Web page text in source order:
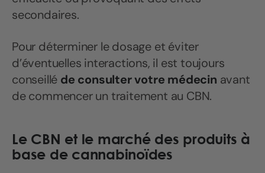
secondaires.
Pour déterminer le dosage et éviter
d’éventuelles interactions, il est toujours
conseillé de consulter votre médecin avant
de commencer un traitement au CBN.
Le CBN et le marché des produits à
base de cannabinoïdes